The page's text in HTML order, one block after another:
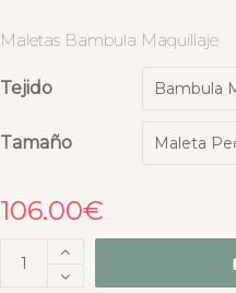
Maletas Bambula Maquillaje
Tejido
Tamaño
106.00€